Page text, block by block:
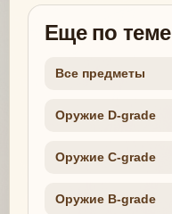
Еще по теме
Все предметы
Оружие D-grade
Оружие C-grade
Оружие B-grade